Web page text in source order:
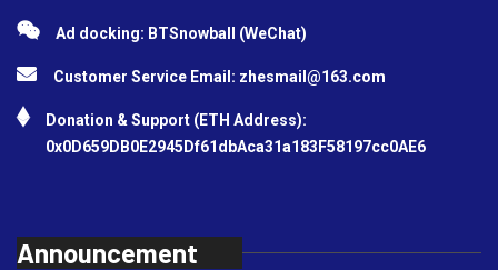
Ad docking: BTSnowball (WeChat)
Customer Service Email: zhesmail@163.com
Donation & Support (ETH Address):
0x0D659DB0E2945Df61dbAca31a183F58197cc0AE6
Announcement